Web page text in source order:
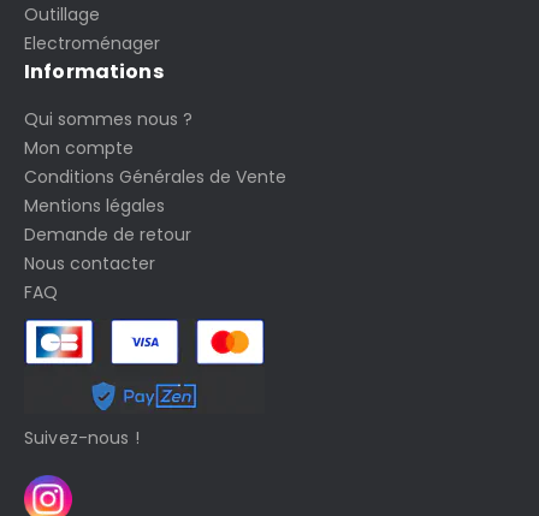
Outillage
Electroménager
Informations
Qui sommes nous ?
Mon compte
Conditions Générales de Vente
Mentions légales
Demande de retour
Nous contacter
FAQ
Suivez-nous !